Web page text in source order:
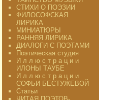
СТИХИ О ПОЭЗИИ
ФИЛОСОФСКАЯ
ЛИРИКА
МИНИАТЮРЫ
РАННЯЯ ЛИРИКА
ДИАЛОГИ С ПОЭТАМИ
Поэтическая студия
И л л ю с т р а ц и и
ИЛОНЫ ТАУБЕ
И л л ю с т р а ц и и
СОФЬИ БЕСТУЖЕВОЙ
Статьи